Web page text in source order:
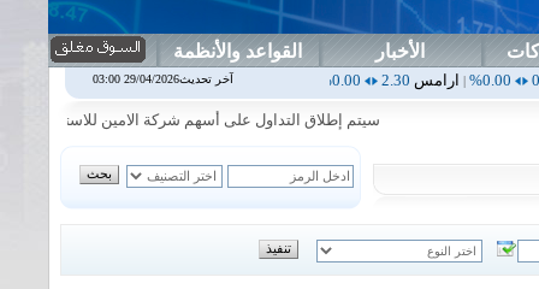
الأخبار القواعد والأنظمة
|ارامس2.30
0.00%
|اربيل0.00 اس بنك0.00
0.00%
|
سيتم إطلاق التداول على أسهم شركة الامين للاستثمار المالي في